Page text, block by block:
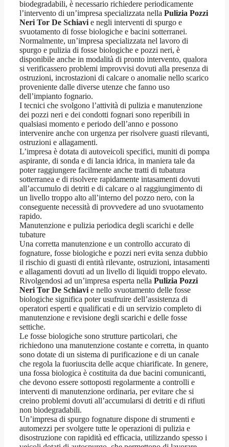
biodegradabili, è necessario richiedere periodicamente
l’intervento di un’impresa specializzata nella Pulizia Pozzi
Neri Tor De Schiavie negli interventi di spurgo e
svuotamento di fosse biologiche e bacini sotterranei.
Normalmente, un’impresa specializzata nel lavoro di
spurgo e pulizia di fosse biologiche e pozzi neri, è
disponibile anche in modalità di pronto intervento, qualora
si verificassero problemi improvvisi dovuti alla presenza di
ostruzioni, incrostazioni di calcare o anomalie nello scarico
proveniente dalle diverse utenze che fanno uso
dell’impianto fognario.
I tecnici che svolgono l’attività di pulizia e manutenzione
dei pozzi neri e dei condotti fognari sono reperibili in
qualsiasi momento e periodo dell’anno e possono
intervenire anche con urgenza per risolvere guasti rilevanti,
ostruzioni e allagamenti.
L’impresa è dotata di autoveicoli specifici, muniti di pompa
aspirante, di sonda e di lancia idrica, in maniera tale da
poter raggiungere facilmente anche tratti di tubatura
sotterranea e di risolvere rapidamente intasamenti dovuti
all’accumulo di detriti e di calcare o al raggiungimento di
un livello troppo alto all’interno del pozzo nero, con la
conseguente necessità di provvedere ad uno svuotamento
rapido.
Manutenzione e pulizia periodica degli scarichi e delle
tubature
Una corretta manutenzione e un controllo accurato di
fognature, fosse biologiche e pozzi neri evita senza dubbio
il rischio di guasti di entità rilevante, ostruzioni, intasamenti
e allagamenti dovuti ad un livello di liquidi troppo elevato.
Rivolgendosi ad un’impresa esperta nella Pulizia Pozzi
Neri Tor De Schiavie nello svuotamento delle fosse
biologiche significa poter usufruire dell’assistenza di
operatori esperti e qualificati e di un servizio completo di
manutenzione e revisione degli scarichi e delle fosse
settiche.
Le fosse biologiche sono strutture particolari, che
richiedono una manutenzione costante e corretta, in quanto
sono dotate di un sistema di purificazione e di un canale
che regola la fuoriuscita delle acque chiarificate. In genere,
una fossa biologica è costituita da due bacini comunicanti,
che devono essere sottoposti regolarmente a controlli e
interventi di manutenzione ordinaria, per evitare che si
creino problemi dovuti all’accumularsi di detriti e di rifiuti
non biodegradabili.
Un’impresa di spurgo fognature dispone di strumenti e
automezzi per svolgere tutte le operazioni di pulizia e
disostruzione con rapidità ed efficacia, utilizzando spesso i